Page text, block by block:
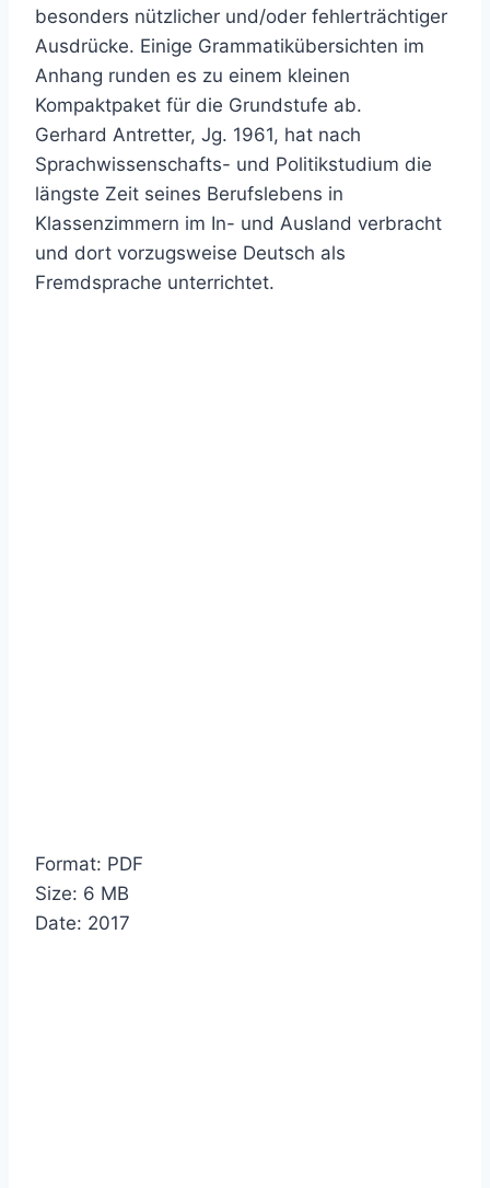
besonders nützlicher und/oder fehlerträchtiger
Ausdrücke. Einige Grammatikübersichten im
Anhang runden es zu einem kleinen
Kompaktpaket für die Grundstufe ab.
Gerhard Antretter, Jg. 1961, hat nach
Sprachwissenschafts- und Politikstudium die
längste Zeit seines Berufslebens in
Klassenzimmern im In- und Ausland verbracht
und dort vorzugsweise Deutsch als
Fremdsprache unterrichtet.
Format: PDF
Size: 6 MB
Date: 2017